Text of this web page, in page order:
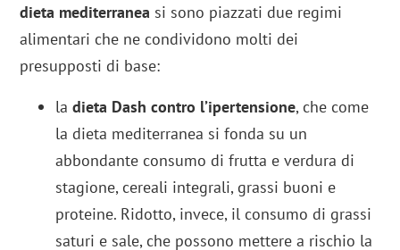
dieta mediterranea si sono piazzati due regimi
alimentari che ne condividono molti dei
presupposti di base:
ladieta Dash contro l’ipertensione, che come
la dieta mediterranea si fonda su un
abbondante consumo di frutta e verdura di
stagione, cereali integrali, grassi buoni e
proteine. Ridotto, invece, il consumo di grassi
saturi e sale, che possono mettere a rischio la